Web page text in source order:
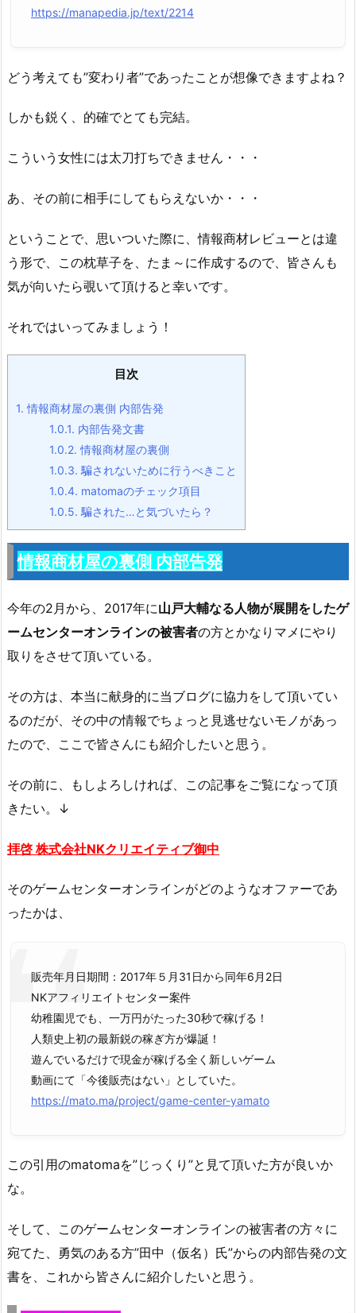
https://manapedia.jp/text/2214
どう考えても”変わり者”であったことが想像できますよね？
しかも鋭く、的確でとても完結。
こういう女性には太刀打ちできません・・・
あ、その前に相手にしてもらえないか・・・
ということで、思いついた際に、情報商材レビューとは違
う形で、この枕草子を、たま～に作成するので、皆さんも
気が向いたら覗いて頂けると幸いです。
それではいってみましょう！
目次
1. 情報商材屋の裏側 内部告発
1.0.1. 内部告発文書
1.0.2. 情報商材屋の裏側
1.0.3. 騙されないために行うべきこと
1.0.4. matomaのチェック項目
1.0.5. 騙された…と気づいたら？
情報商材屋の裏側 内部告発
今年の2月から、2017年に山戸大輔なる人物が展開をしたゲ
ームセンターオンラインの被害者の方とかなりマメにやり
取りをさせて頂いている。
その方は、本当に献身的に当ブログに協力をして頂いてい
るのだが、その中の情報でちょっと見逃せないモノがあっ
たので、ここで皆さんにも紹介したいと思う。
その前に、もしよろしければ、この記事をご覧になって頂
きたい。↓
拝啓 株式会社NKクリエイティブ御中
そのゲームセンターオンラインがどのようなオファーであ
ったかは、
販売年月日期間：2017年５月31日から同年6月2日
NKアフィリエイトセンター案件
幼稚園児でも、一万円がたった30秒で稼げる！
人類史上初の最新鋭の稼ぎ方が爆誕！
遊んでいるだけで現金が稼げる全く新しいゲーム
動画にて「今後販売はない」としていた。
https://mato.ma/project/game-center-yamato
この引用のmatomaを”じっくり”と見て頂いた方が良いか
な。
そして、このゲームセンターオンラインの被害者の方々に
宛てた、勇気のある方”田中（仮名）氏”からの内部告発の文
書を、これから皆さんに紹介したいと思う。